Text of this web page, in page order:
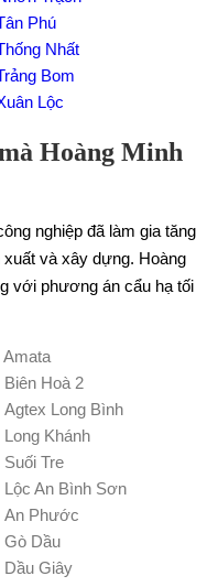
Phú
Nhất
Bom
Lộc
Hoàng Minh
nghiệp đã làm gia tăng
và xây dựng. Hoàng
với phương án cẩu hạ tối
Hoà 2
Long Bình
Khánh
Tre
An Bình Sơn
An Phước
Gò Dầu
Dầu Giây